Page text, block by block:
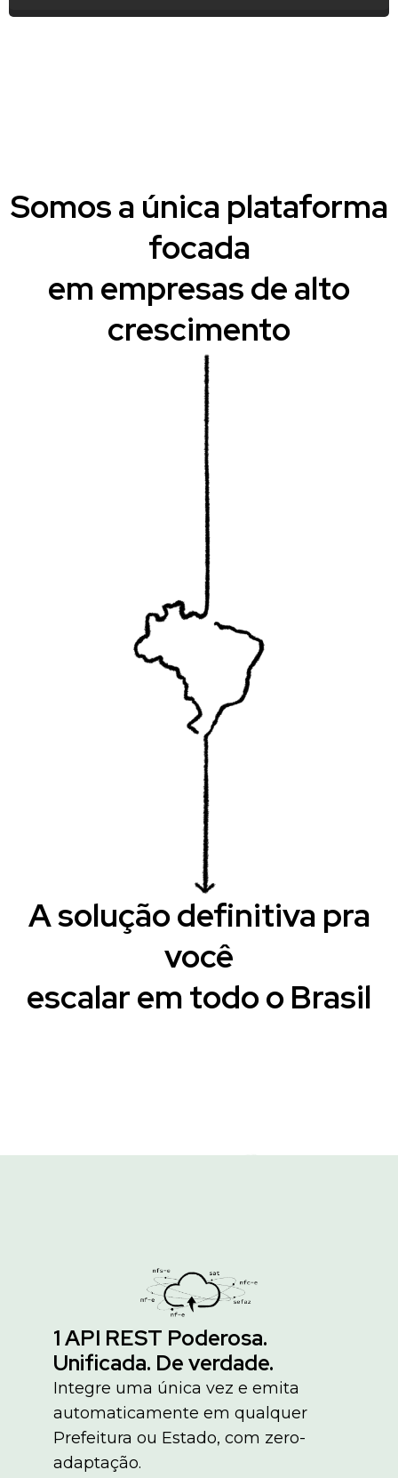
Somos a única plataforma
focada
em empresas de alto
crescimento
A solução definitiva pra
você
escalar em todo o Brasil
1 API REST Poderosa.
Unificada. De verdade.
Integre uma única vez e emita
automaticamente em qualquer
Prefeitura ou Estado, com zero-
adaptação.